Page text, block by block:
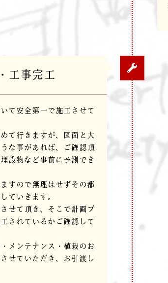
工事完工
て安全第一で施工させて
て行きますが、図面と大
な事があれば、ご確認頂
設物など事前に予測でき
すので無理はせずその都
ていきます。
せて頂き、そこで計画プ
されているかご確認して
メンテナンス・植栽のお
せていただき、お引渡し